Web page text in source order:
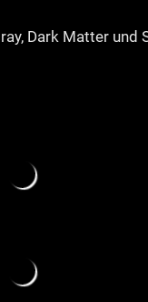
Dark Matter und